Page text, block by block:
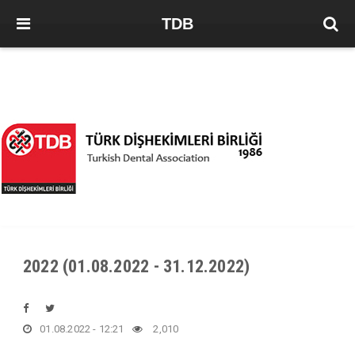
TDB
2022 (01.08.2022 - 31.12.2022)
01.08.2022 - 12:21 2,010